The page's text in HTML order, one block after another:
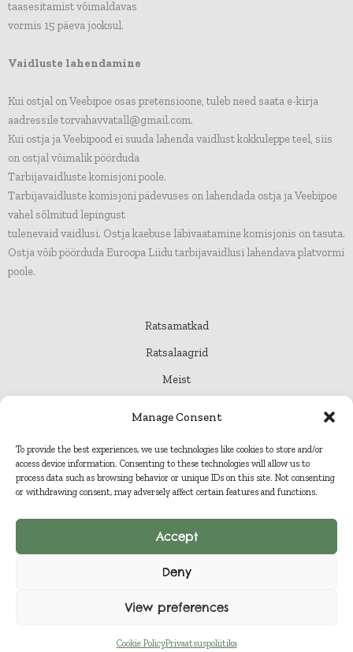
Manage Consent
To provide the best experiences, we use technologies like cookies to store and/or
access device information. Consenting to these technologies will allow us to
process data such as browsing behavior or unique IDs on this site. Not consenting
or withdrawing consent, may adversely affect certain features and functions.
Accept
Deny
View preferences
Cookie PolicyPrivaatsuspoliitika
taasesitamist võimaldavas
vormis 15 päeva jooksul.
Vaidluste lahendamine
Kui ostjal on Veebipoe osas pretensioone, tuleb need saata e-kirja
aadressile torvahavvatall@gmail.com.
Kui ostja ja Veebipood ei suuda lahenda vaidlust kokkuleppe teel, siis
on ostjal võimalik pöörduda
Tarbijavaidluste komisjoni poole.
Tarbijavaidluste komisjoni pädevuses on lahendada ostja ja Veebipoe
vahel sõlmitud lepingust
tulenevaid vaidlusi. Ostja kaebuse läbivaatamine komisjonis on tasuta.
Ostja võib pöörduda Euroopa Liidu tarbijavaidlusi lahendava platvormi
poole.
Ratsamatkad
Ratsalaagrid
Meist
© 2026 Tõrvahavva
Privaatsuspoliitika
Müügi- ja tagastustingimused